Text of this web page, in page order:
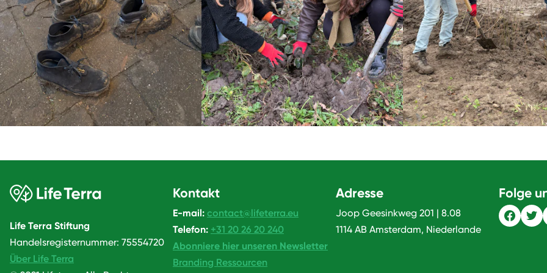
Life Terra Stiftung
Handelsregisternummer: 75554720
Über Life Terra
Kontakt
E-mail: contact@lifeterra.eu
Telefon: +31 20 26 20 240
Abonniere hier unseren Newsletter
Branding Ressourcen
Adresse
Joop Geesinkweg 201 | 8.08
1114 AB Amsterdam, Niederlande
Folge